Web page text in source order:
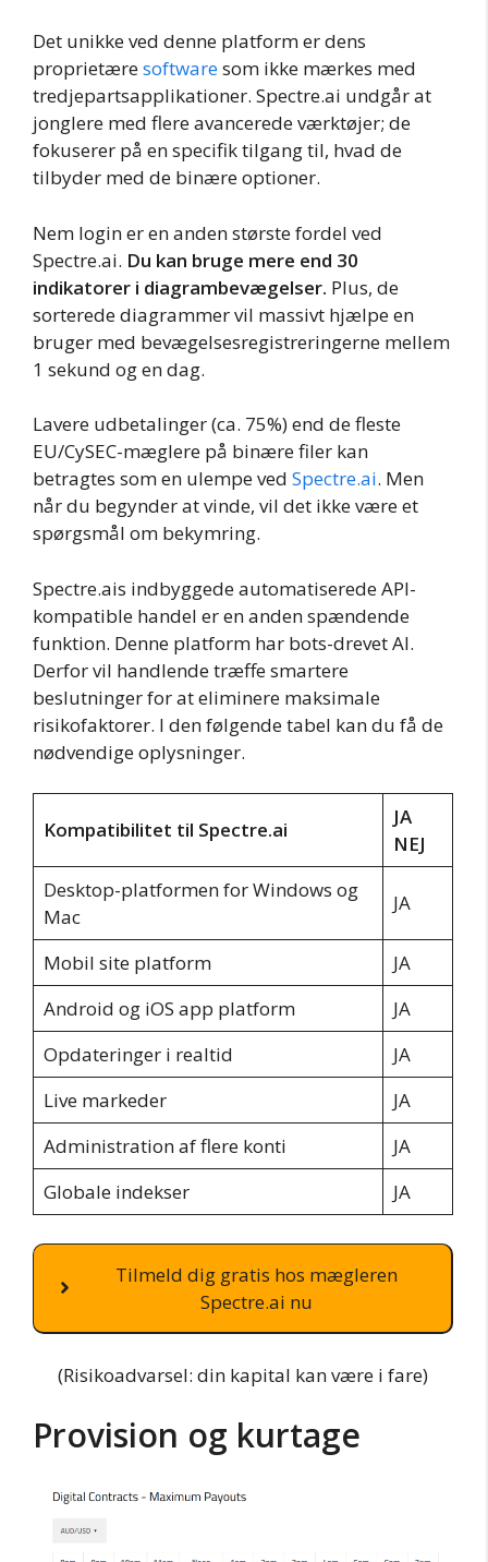
Det unikke ved denne platform er dens
proprietæresoftwaresom ikke mærkes med
tredjepartsapplikationer. Spectre.ai undgår at
jonglere med flere avancerede værktøjer; de
fokuserer på en specifik tilgang til, hvad de
tilbyder med de binære optioner.
Nem login er en anden største fordel ved
Spectre.ai. Du kan bruge mere end 30
indikatorer i diagrambevægelser. Plus, de
sorterede diagrammer vil massivt hjælpe en
bruger med bevægelsesregistreringerne mellem
1 sekund og en dag.
Lavere udbetalinger (ca. 75%) end de fleste
EU/CySEC-mæglere på binære filer kan
betragtes som en ulempe ved Spectre.ai. Men
når du begynder at vinde, vil det ikke være et
spørgsmål om bekymring.
Spectre.ais indbyggede automatiserede API-
kompatible handel er en anden spændende
funktion. Denne platform har bots-drevet AI.
Derfor vil handlende træffe smartere
beslutninger for at eliminere maksimale
risikofaktorer. I den følgende tabel kan du få de
nødvendige oplysninger.
Kompatibilitet til Spectre.ai
JA
NEJ
Desktop-platformen for Windows og
Mac
JA
Mobil site platform
JA
Android og iOS app platform
JA
Opdateringer i realtid
JA
Live markeder
JA
Administration af flere konti
JA
Globale indekser
JA
Tilmeld dig gratis hos mægleren
Spectre.ai nu
(Risikoadvarsel: din kapital kan være i fare)
Provision og kurtage